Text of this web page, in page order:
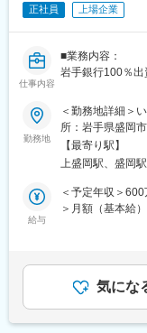
ライム上場／合
■キャリアチャレ
計画的・体系的
ては階層別研修
外研修にも積極
して、公的資格
も実施していま
し、より挑戦意
す。
岩手銀行の財産
の成長が同行の
岩手のために貢
ィールドがたく
う使命感のある
正社員 上場企業
仕事内容
■業務内容：
岩手銀行100％
■業務詳細：
・営業店等と連
ング、条件調整
・企業概要整理
外部専門家／提
■魅力：
地域企業の事業
勤務地
＜勤務地詳細＞
所：岩手県盛岡
煙対策：屋内全
トワーク含む）
【最寄り駅】
上盛岡駅、盛岡
給与
＜予定年収＞
＞月額（基本給
くまでも目安の
ます。月給(月
気にな